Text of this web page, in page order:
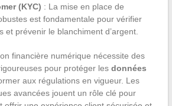
(KYC) : La mise en place de
est fondamentale pour vérifier
et prévenir le blanchiment d’argent.
financière numérique nécessite des
pour protéger les données
aux régulations en vigueur. Les
avancées jouent un rôle clé pour